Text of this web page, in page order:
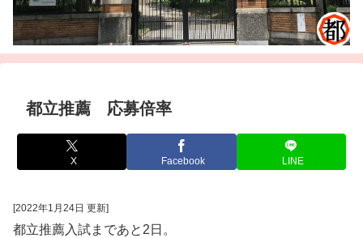
都立推薦 応募倍率
X Facebook LINE
[2022年1月24日 更新]
都立推薦入試まであと2日。